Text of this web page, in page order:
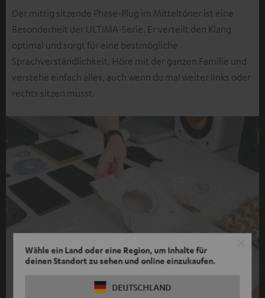
Wähle ein Land oder eine Region, um Inhalte für
deinen Standort zu sehen und online einzukaufen.
DEUTSCHLAND
Der mittig sitzende Phase-Plug im Mitteltöner ist eine
Besonderheit der ULTIMA-Serie. Er verteilt den Klang
optimal und sorgt für eine bestmögliche
Sprachverständlichkeit. Höre mit der ganzen Familie und
verstehe einfach alles, auch wenn du mal weiter links oder
rechts sitzen musst.